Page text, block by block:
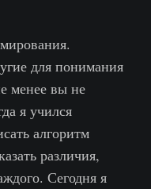
для понимания
менее вы не
я учился
алгоритм
различия,
Сегодня я